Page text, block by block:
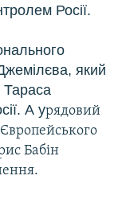
Росії.
який
Тараса
А урядовий
Бабін